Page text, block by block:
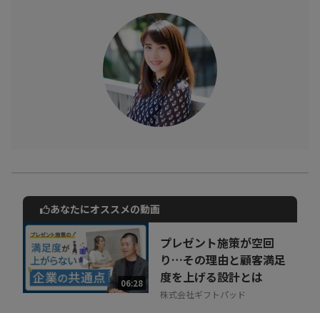
動画でご紹介しているサービスについて
お気軽にご相談・ご質問いただけます！
30秒でお申し込み可能
相談を希望する 無料
あなたにオススメの動画
06:28
プレゼント施策が空回
り…その理由と顧客満足
度を上げる設計とは
株式会社ギフトパッド